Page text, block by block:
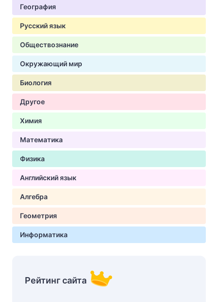
География
Русский язык
Обществознание
Окружающий мир
Биология
Другое
Химия
Математика
Физика
Английский язык
Алгебра
Геометрия
Информатика
Рейтинг сайта